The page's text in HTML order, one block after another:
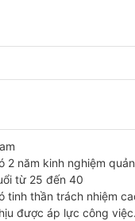
2 năm kinh nghiệm
từ 25 đến 40
tinh thần trách nhiệm
được áp lực công việc.